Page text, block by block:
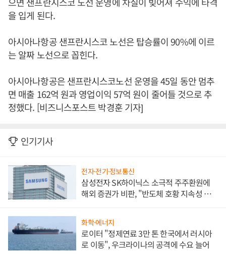
을 입게 된다.
아시아나항공 샌프란시스코 노선은 탑승률이 90%에 이르
는 알짜 노선으로 꼽힌다.
아시아나항공은 샌프란시스코노선 운영을 45일 동안 멈추
면 매출 162억 원과 영업이익 57억 원이 줄어들 것으로 추
정했다. [비즈니스포스트 박경훈 기자]
인기기사
전자·전기·정보통신
삼성전자 SK하이닉스 소극적 주주환원에
해외 증권가 비판, "반도체 호황 지속성 의
화학·에너지
로이터 "정제연료 3만 톤 한국에서 러시아
로 이동", 우크라이나의 공격에 수요 늘어